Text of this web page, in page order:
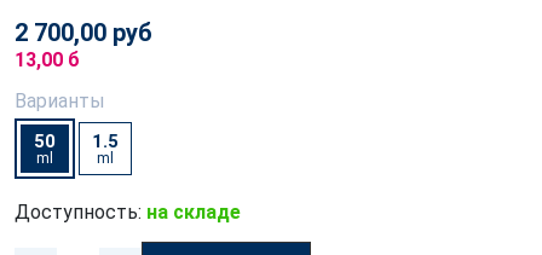
2 700,00 руб
13,00 б
Варианты
50
ml
1.5
ml
Доступность: на складе